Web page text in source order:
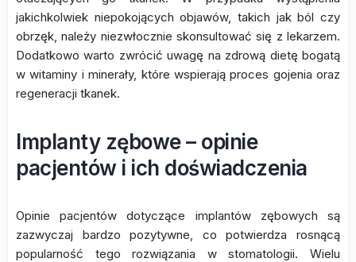
jakichkolwiek niepokojących objawów, takich jak ból czy
obrzęk, należy niezwłocznie skonsultować się z lekarzem.
Dodatkowo warto zwrócić uwagę na zdrową dietę bogatą
w witaminy i minerały, które wspierają proces gojenia oraz
regeneracji tkanek.
Implanty zębowe – opinie
pacjentów i ich doświadczenia
Opinie pacjentów dotyczące implantów zębowych są
zazwyczaj bardzo pozytywne, co potwierdza rosnącą
popularność tego rozwiązania w stomatologii. Wielu